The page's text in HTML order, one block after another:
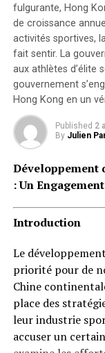
fulgurante, Hong
de croissance
activités sportives,
fait sentir. La
aux athlètes d’élite
gouvernement
Hong Kong en un
Published 2
By Julien
Développement
: Un
Introduction
Le
priorité pour de
Chine
place des
leur industrie
accuser un